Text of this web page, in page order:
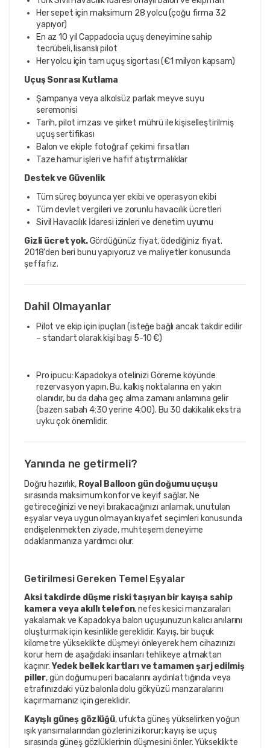
Her sepet için maksimum 28 yolcu (çoğu firma 32
yapıyor)
En az 10 yıl Cappadocia uçuş deneyimine sahip
tecrübeli, lisanslı pilot
Her yolcu için tam uçuş sigortası (€1 milyon kapsam)
Uçuş Sonrası Kutlama
Şampanya veya alkolsüz parlak meyve suyu
seremonisi
Tarih, pilot imzası ve şirket mührü ile kişiselleştirilmiş
uçuş sertifikası
Balon ve ekiple fotoğraf çekimi fırsatları
Taze hamur işleri ve hafif atıştırmalıklar
Destek ve Güvenlik
Tüm süreç boyunca yer ekibi ve operasyon ekibi
Tüm devlet vergileri ve zorunlu havacılık ücretleri
Sivil Havacılık İdaresi izinleri ve denetim uyumu
Gizli ücret yok.Gördüğünüz fiyat, ödediğiniz fiyat.
2018'den beri bunu yapıyoruz ve maliyetler konusunda
şeffafız.
Dahil Olmayanlar
Pilot ve ekip için ipuçları (isteğe bağlı ancak takdir edilir
– standart olarak kişi başı 5-10 €)
Pro ipucu: Kapadokya otelinizi Göreme köyünde
rezervasyon yapın. Bu, kalkış noktalarına en yakın
olanıdır, bu da daha geç alma zamanı anlamına gelir
(bazen sabah 4:30 yerine 4:00). Bu 30 dakikalık ekstra
uyku çok önemlidir.
Yanında ne getirmeli?
Doğru hazırlık, Royal Balloon gün doğumu uçuşu
sırasında maksimum konfor ve keyif sağlar. Ne
getireceğinizi ve neyi bırakacağınızı anlamak, unutulan
eşyalar veya uygun olmayan kıyafet seçimleri konusunda
endişelenmekten ziyade, muhteşem deneyime
odaklanmanıza yardımcı olur.
Getirilmesi Gereken Temel Eşyalar
Aksi takdirde düşme riski taşıyan bir kayışa sahip
kamera veya akıllı telefon, nefes kesici manzaraları
yakalamak ve Kapadokya balon uçuşunuzun kalıcı anılarını
oluşturmak için kesinlikle gereklidir. Kayış, bir buçuk
kilometre yükseklikte düşmeyi önleyerek hem cihazınızı
korur hem de aşağıdaki insanları tehlikeye atmaktan
kaçınır.Yedek bellek kartları ve tamamen şarj edilmiş
piller, gün doğumu peri bacalarını aydınlattığında veya
etrafınızdaki yüz balonla dolu gökyüzü manzaralarını
kaçırmamanız için gereklidir.
Kayışlı güneş gözlüğü, ufukta güneş yükselirken yoğun
ışık yansımalarından gözlerinizi korur; kayış ise uçuş
sırasında güneş gözlüklerinin düşmesini önler. Yükseklikte